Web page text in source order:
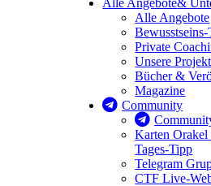
Alle Angebote&
Alle Angebote
Private
Unsere
Bücher &
Magazine
Community
Karten Orakel
Tages-Tipp
Telegram
CTF Live-